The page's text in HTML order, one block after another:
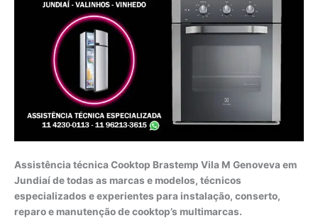
Assistência técnica Cooktop Brastemp Vila M Genoveva em
Jundiaí de todas as marcas e modelos, técnicos
especializados e experientes para instalação, conserto,
reparo e manutenção de cooktop’s multimarcas.